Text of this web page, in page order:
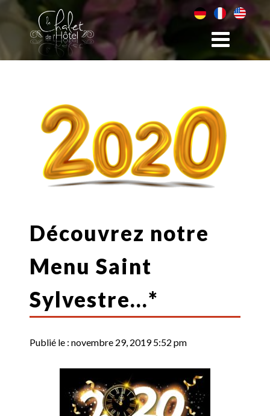
Découvrez notre
Menu Saint
Sylvestre…*
Publié le :novembre 29, 2019 5:52 pm